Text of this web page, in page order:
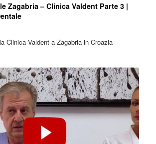
Zagabria – Clinica Valdent Parte 3 |
Clinica Valdent a Zagabria in Croazia